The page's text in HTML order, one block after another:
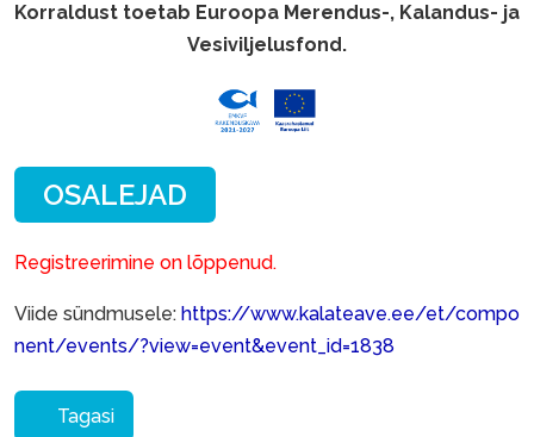
Korraldust toetab Euroopa Merendus-, Kalandus- ja
Vesiviljelusfond.
Registreerimine on lõppenud.
Viide sündmusele: https://www.kalateave.ee/et/compo
nent/events/?view=event&event_id=1838
Tagasi